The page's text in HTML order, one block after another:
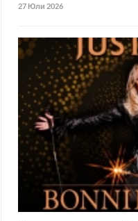
27 Юли 2026